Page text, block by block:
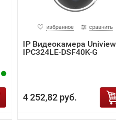
избранное сравнить
IP Видеокамера Uniview
IPC324LE-DSF40K-G
4 252,82 руб.